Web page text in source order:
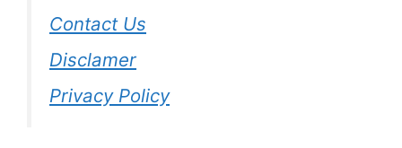
Contact Us
Disclamer
Privacy Policy